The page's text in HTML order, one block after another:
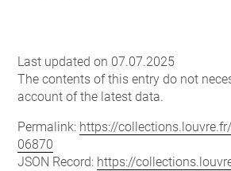
Last updated on 07.07.2025
The contents of this entry do not
account of the latest data.
Permalink: https://
06870
JSON Record: https://